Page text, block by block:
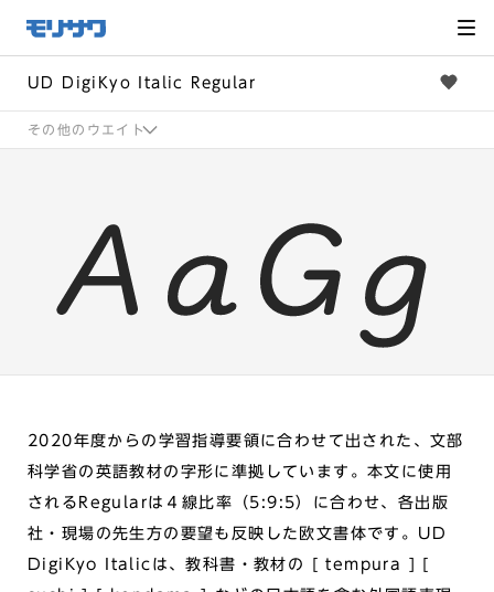
メ
ニュー
飛ばし
へ移動
UD DigiKyo Italic Regular
その他のウエイト
2020年度からの学習指導要領に合わせて出された、文部
科学省の英語教材の字形に準拠しています。本文に使用
されるRegularは４線比率（5:9:5）に合わせ、各出版
社・現場の先生方の要望も反映した欧文書体です。UD
DigiKyo Italicは、教科書・教材の [ tempura ] [